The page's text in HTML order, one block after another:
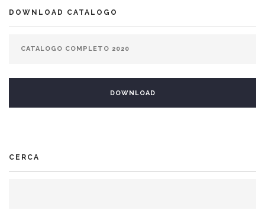
DOWNLOAD CATALOGO
CERCA